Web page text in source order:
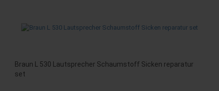
Braun L 530 Lautsprecher Schaumstoff Sicken reparatur
set